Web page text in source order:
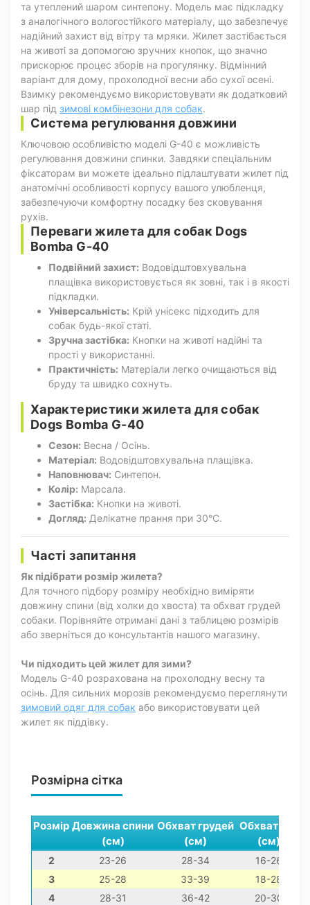
та утеплений шаром синтепону. Модель має підкладку
з аналогічного вологостійкого матеріалу, що забезпечує
надійний захист від вітру та мряки. Жилет застібається
на животі за допомогою зручних кнопок, що значно
прискорює процес зборів на прогулянку. Відмінний
варіант для дому, прохолодної весни або сухої осені.
Взимку рекомендуємо використовувати як додатковий
шар під зимові комбінезони для собак.
Система регулювання довжини
Ключовою особливістю моделі G-40 є можливість
регулювання довжини спинки. Завдяки спеціальним
фіксаторам ви можете ідеально підлаштувати жилет під
анатомічні особливості корпусу вашого улюбленця,
забезпечуючи комфортну посадку без сковування
рухів.
Переваги жилета для собак Dogs
Bomba G-40
Подвійний захист: Водовідштовхувальна
плащівка використовується як зовні, так і в якості
підкладки.
Універсальність: Крій унісекс підходить для
собак будь-якої статі.
Зручна застібка: Кнопки на животі надійні та
прості у використанні.
Практичність: Матеріали легко очищаються від
бруду та швидко сохнуть.
Характеристики жилета для собак
Dogs Bomba G-40
Сезон: Весна / Осінь.
Матеріал: Водовідштовхувальна плащівка.
Наповнювач: Синтепон.
Колір: Марсала.
Застібка: Кнопки на животі.
Догляд: Делікатне прання при 30°C.
Часті запитання
Як підібрати розмір жилета?
Для точного підбору розміру необхідно виміряти
довжину спини (від холки до хвоста) та обхват грудей
собаки. Порівняйте отримані дані з таблицею розмірів
або зверніться до консультантів нашого магазину.
Чи підходить цей жилет для зими?
Модель G-40 розрахована на прохолодну весну та
осінь. Для сильних морозів рекомендуємо переглянути
зимовий одяг для собак або використовувати цей
жилет як піддівку.
Розмірна сітка
Розмір Довжина спини
(см)
Обхват грудей
(см)
Обхват шиї
(см)
2 23-26 28-34
16-26
3
25-28 33-39
18-28
4
28-31 36-42
20-30